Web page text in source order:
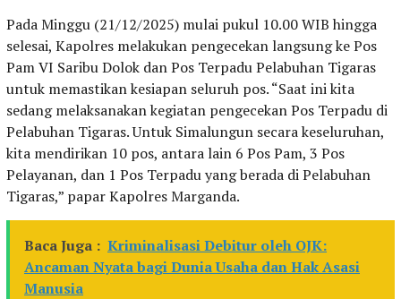
Pada Minggu (21/12/2025) mulai pukul 10.00 WIB hingga
selesai, Kapolres melakukan pengecekan langsung ke Pos
Pam VI Saribu Dolok dan Pos Terpadu Pelabuhan Tigaras
untuk memastikan kesiapan seluruh pos. “Saat ini kita
sedang melaksanakan kegiatan pengecekan Pos Terpadu di
Pelabuhan Tigaras. Untuk Simalungun secara keseluruhan,
kita mendirikan 10 pos, antara lain 6 Pos Pam, 3 Pos
Pelayanan, dan 1 Pos Terpadu yang berada di Pelabuhan
Tigaras,” papar Kapolres Marganda.
Baca Juga : Kriminalisasi Debitur oleh OJK:
Ancaman Nyata bagi Dunia Usaha dan Hak Asasi
Manusia